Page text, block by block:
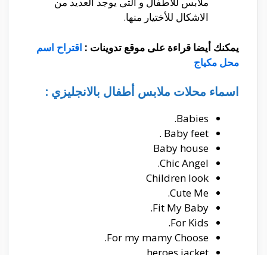
الاشكال للأختيار منها.
يمكنك أيضا قراءة على موقع تدوينات : اقتراح اسم
محل مكياج
اسماء محلات ملابس أطفال بالانجليزي :
Babies.
Baby feet .
Baby house
Chic Angel.
Children look
Cute Me.
Fit My Baby.
For Kids.
For my mamy Choose.